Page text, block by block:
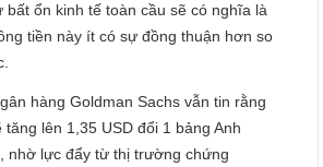
bất ổn kinh tế toàn cầu sẽ có nghĩa là
tiền này ít có sự đồng thuận hơn so
hàng Goldman Sachs vẫn tin rằng
tăng lên 1,35 USD đổi 1 bảng Anh
nhờ lực đẩy từ thị trường chứng